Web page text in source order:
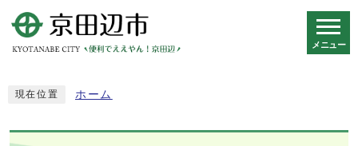
メニュー
現在位置 ホーム